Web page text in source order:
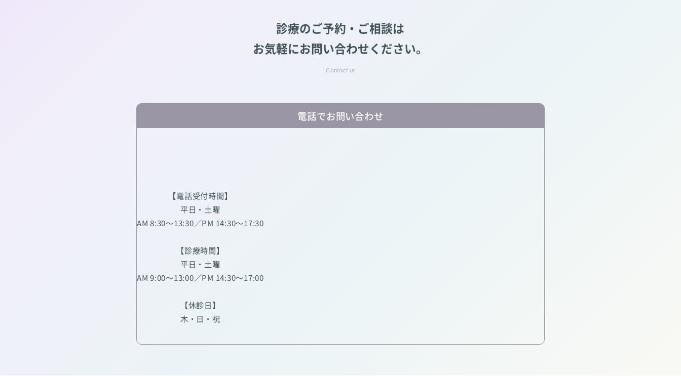
診療のご予約・ご相談は
お気軽にお問い合わせください。
電話でお問い合わせ
【電話受付時間】
平日・土曜
AM 8:30～13:30／PM 14:30～17:30
【診療時間】
平日・土曜
AM 9:00～13:00／PM 14:30～17:00
【休診日】
木・日・祝